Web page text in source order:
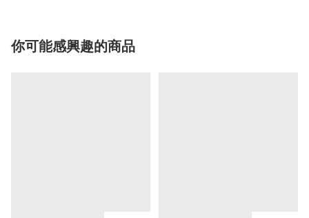
你可能感興趣的商品